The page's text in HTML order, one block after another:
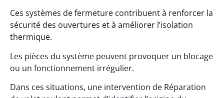
Ces systèmes de fermeture contribuent à renforcer la
sécurité des ouvertures et à améliorer l’isolation
thermique.
Les pièces du système peuvent provoquer un blocage
ou un fonctionnement irrégulier.
Dans ces situations, une intervention de Réparation